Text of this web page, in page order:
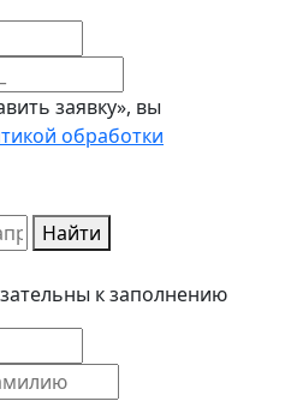
заявку», вы
обработки
Найти
к заполнению